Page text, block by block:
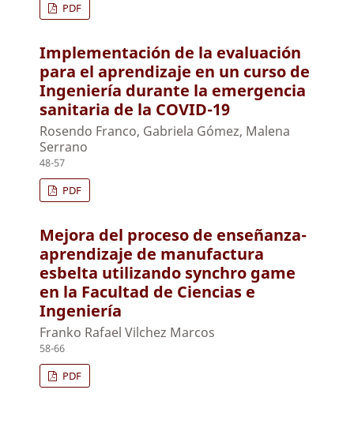
PDF
Implementación de la evaluación
para el aprendizaje en un curso de
Ingeniería durante la emergencia
sanitaria de la COVID-19
Rosendo Franco, Gabriela Gómez, Malena
Serrano
48-57
PDF
Mejora del proceso de enseñanza-
aprendizaje de manufactura
esbelta utilizando synchro game
en la Facultad de Ciencias e
Ingeniería
Franko Rafael Vilchez Marcos
58-66
PDF